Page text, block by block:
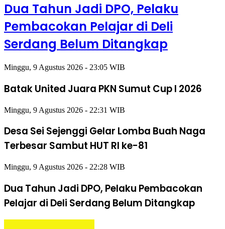
Dua Tahun Jadi DPO, Pelaku
Pembacokan Pelajar di Deli
Serdang Belum Ditangkap
Minggu, 9 Agustus 2026 - 23:05 WIB
Batak United Juara PKN Sumut Cup I 2026
Minggu, 9 Agustus 2026 - 22:31 WIB
Desa Sei Sejenggi Gelar Lomba Buah Naga
Terbesar Sambut HUT RI ke-81
Minggu, 9 Agustus 2026 - 22:28 WIB
Dua Tahun Jadi DPO, Pelaku Pembacokan
Pelajar di Deli Serdang Belum Ditangkap